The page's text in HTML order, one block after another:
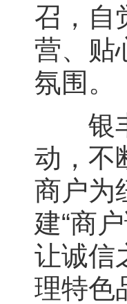
召，自
营、贴
氛围。
银丰
动，不
商户为
建“商
让诚信
理特色